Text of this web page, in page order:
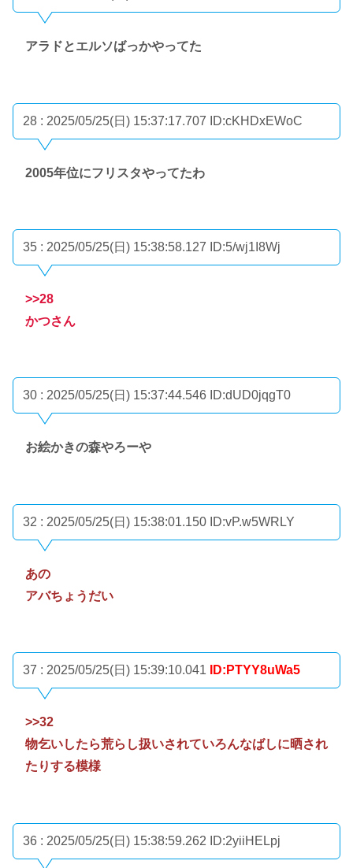
アラドとエルソばっかやってた
28 : 2025/05/25(日) 15:37:17.707 ID:cKHDxEWoC
2005年位にフリスタやってたわ
35 : 2025/05/25(日) 15:38:58.127 ID:5/wj1I8Wj
>>28
かつさん
30 : 2025/05/25(日) 15:37:44.546 ID:dUD0jqgT0
お絵かきの森やろーや
32 : 2025/05/25(日) 15:38:01.150 ID:vP.w5WRLY
あの
アバちょうだい
37 : 2025/05/25(日) 15:39:10.041 ID:PTYY8uWa5
>>32
物乞いしたら荒らし扱いされていろんなばしに晒され
たりする模様
36 : 2025/05/25(日) 15:38:59.262 ID:2yiiHELpj